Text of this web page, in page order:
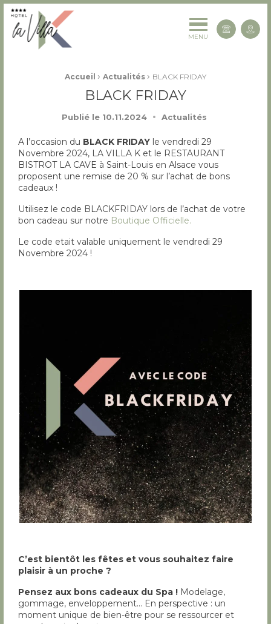
La Villa K Hôtel Spa Restaurant 4 étoiles
MENU
Accueil › Actualités › BLACK FRIDAY
BLACK FRIDAY
Publié le 10.11.2024 Actualités
A l’occasion du BLACK FRIDAY le vendredi 29
Novembre 2024, LA VILLA K et le RESTAURANT
BISTROT LA CAVE à Saint-Louis en Alsace vous
proposent une remise de 20 % sur l’achat de bons
cadeaux !
Utilisez le code BLACKFRIDAY lors de l’achat de votre
bon cadeau sur notre Boutique Officielle.
Le code etait valable uniquement le vendredi 29
Novembre 2024 !
C’est bientôt les fêtes et vous souhaitez faire
plaisir à un proche ?
Pensez aux bons cadeaux du Spa ! Modelage,
gommage, enveloppement… En perspective : un
moment unique de bien-être pour se ressourcer et